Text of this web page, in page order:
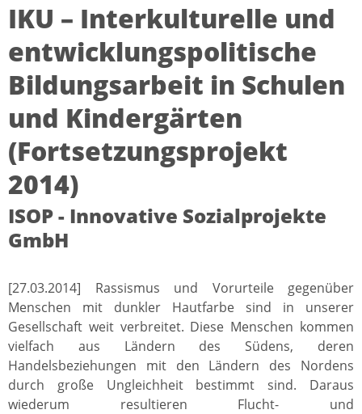
IKU – Interkulturelle und
entwicklungspolitische
Bildungsarbeit in Schulen
und Kindergärten
(Fortsetzungsprojekt
2014)
ISOP - Innovative Sozialprojekte
GmbH
[27.03.2014] Rassismus und Vorurteile gegenüber
Menschen mit dunkler Hautfarbe sind in unserer
Gesellschaft weit verbreitet. Diese Menschen kommen
vielfach aus Ländern des Südens, deren
Handelsbeziehungen mit den Ländern des Nordens
durch große Ungleichheit bestimmt sind. Daraus
wiederum resultieren Flucht- und